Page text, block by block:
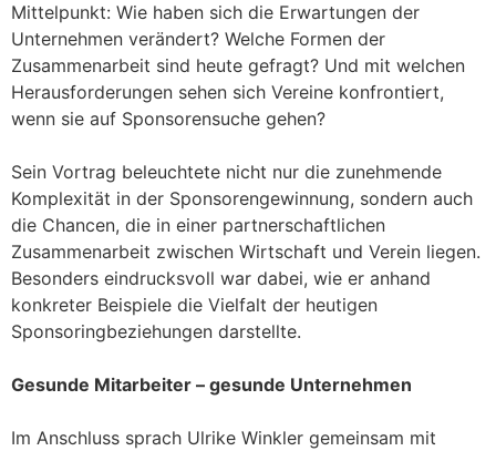
Mittelpunkt: Wie haben sich die Erwartungen der
Unternehmen verändert? Welche Formen der
Zusammenarbeit sind heute gefragt? Und mit welchen
Herausforderungen sehen sich Vereine konfrontiert,
wenn sie auf Sponsorensuche gehen?
Sein Vortrag beleuchtete nicht nur die zunehmende
Komplexität in der Sponsorengewinnung, sondern auch
die Chancen, die in einer partnerschaftlichen
Zusammenarbeit zwischen Wirtschaft und Verein liegen.
Besonders eindrucksvoll war dabei, wie er anhand
konkreter Beispiele die Vielfalt der heutigen
Sponsoringbeziehungen darstellte.
Gesunde Mitarbeiter – gesunde Unternehmen
Im Anschluss sprach Ulrike Winkler gemeinsam mit